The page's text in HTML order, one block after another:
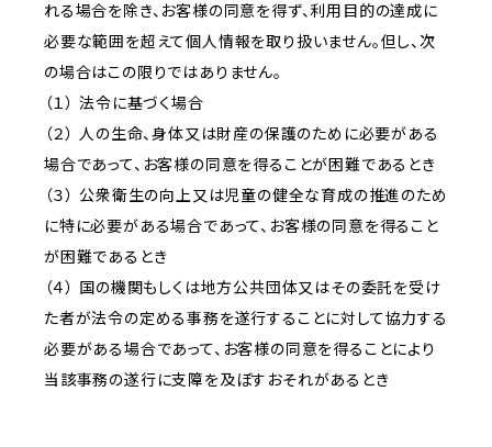
れる場合を除き、お客様の同意を得ず、利用目的の達成に
必要な範囲を超えて個人情報を取り扱いません。但し、次
の場合はこの限りではありません。
（１） 法令に基づく場合
（２） 人の生命、身体又は財産の保護のために必要がある
場合であって、お客様の同意を得ることが困難であるとき
（３） 公衆衛生の向上又は児童の健全な育成の推進のため
に特に必要がある場合であって、お客様の同意を得ること
が困難であるとき
（４） 国の機関もしくは地方公共団体又はその委託を受け
た者が法令の定める事務を遂行することに対して協力する
必要がある場合であって、お客様の同意を得ることにより
当該事務の遂行に支障を及ぼすおそれがあるとき